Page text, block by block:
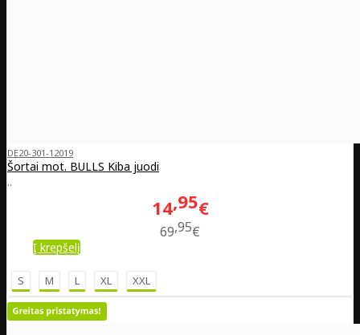
DE20-301-12019
Šortai mot. BULLS Kiba juodi
..
14 95€
69 95€
Į krepšelį
S M L XL XXL